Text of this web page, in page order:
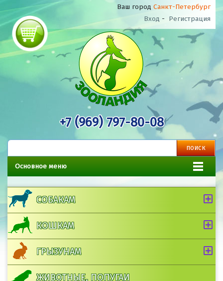
Ваш город Санкт-Петербург
Вход - Регистрация
+7 (969) 797-80-08
Основное меню
СОБАКАМ
КОШКАМ
ГРЫЗУНАМ
ЖИВОТНЫЕ, ПОПУГАИ